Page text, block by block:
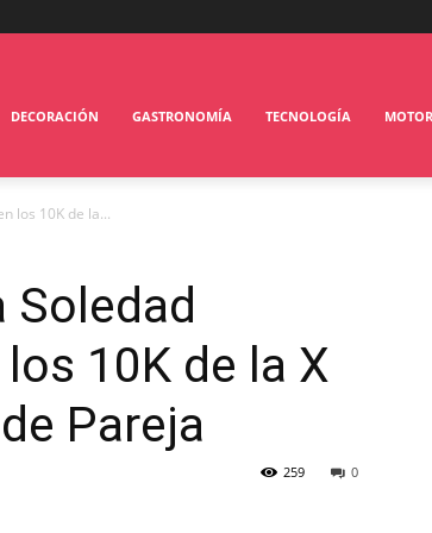
DECORACIÓN GASTRONOMÍA TECNOLOGÍA MOTOR
los 10K de la...
Soledad
10K de la X
Pareja
0
259